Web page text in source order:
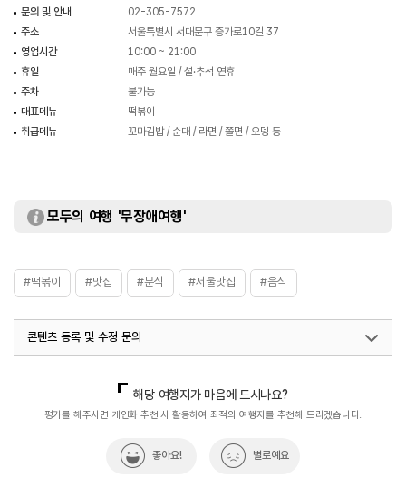
문의 및 안내
02-305-7572
주소
서울특별시 서대문구 증가로10길 37
영업시간
10:00 ~ 21:00
휴일
매주 월요일 / 설·추석 연휴
주차
불가능
대표메뉴
떡볶이
취급메뉴
꼬마김밥 / 순대 / 라면 / 쫄면 / 오뎅 등
모두의 여행 '무장애여행'
#떡볶이 #맛집 #분식 #서울맛집 #음식
콘텐츠 등록 및 수정 문의
해당 여행지가 마음에 드시나요?
평가를 해주시면 개인화 추천 시 활용하여 최적의 여행지를 추천해 드리겠습니다.
좋아요! 별로예요